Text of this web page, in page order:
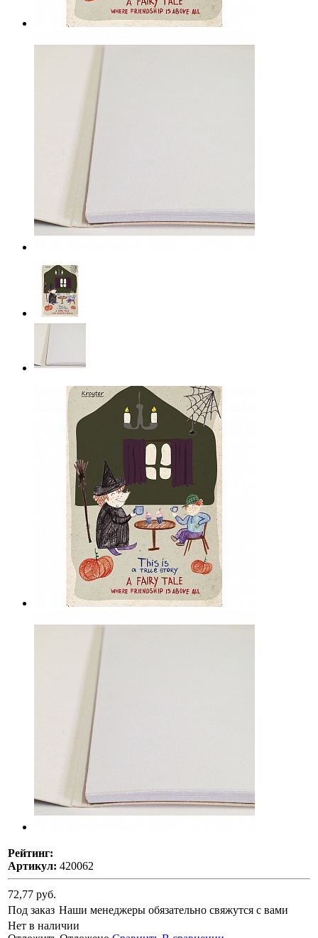
Рейтинг:
Артикул: 420062
72,77 руб.
Под заказ Наши менеджеры обязательно свяжутся с вами
Нет в наличии